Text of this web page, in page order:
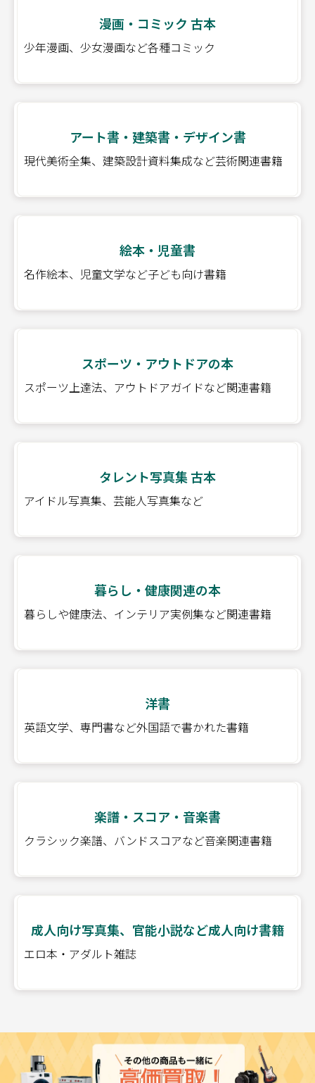
漫画・コミック 古本
少年漫画、少女漫画など各種コミック
アート書・建築書・デザイン書
現代美術全集、建築設計資料集成など芸術関連書籍
絵本・児童書
名作絵本、児童文学など子ども向け書籍
スポーツ・アウトドアの本
スポーツ上達法、アウトドアガイドなど関連書籍
タレント写真集 古本
アイドル写真集、芸能人写真集など
暮らし・健康関連の本
暮らしや健康法、インテリア実例集など関連書籍
洋書
英語文学、専門書など外国語で書かれた書籍
楽譜・スコア・音楽書
クラシック楽譜、バンドスコアなど音楽関連書籍
成人向け写真集、官能小説など成人向け書籍
エロ本・アダルト雑誌